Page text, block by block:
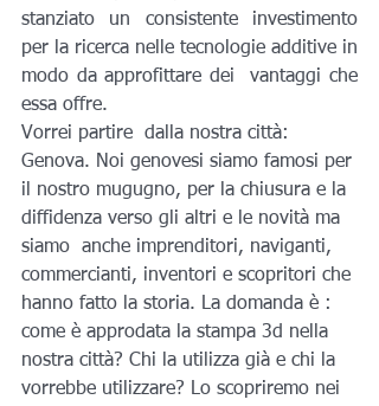
stanziato un consistente investimento
per la ricerca nelle tecnologie additive in
modo da approfittare dei  vantaggi che
essa offre.
Vorrei partire  dalla nostra città:
Genova. Noi genovesi siamo famosi per
il nostro mugugno, per la chiusura e la
diffidenza verso gli altri e le novità ma
siamo  anche imprenditori, naviganti,
commercianti, inventori e scopritori che
hanno fatto la storia. La domanda è :
come è approdata la stampa 3d nella
nostra città? Chi la utilizza già e chi la
vorrebbe utilizzare? Lo scopriremo nei